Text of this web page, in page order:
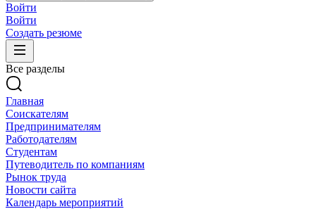
Войти
Войти
Создать резюме
Все разделы
Главная
Соискателям
Предпринимателям
Работодателям
Студентам
Путеводитель по компаниям
Рынок труда
Новости сайта
Календарь мероприятий